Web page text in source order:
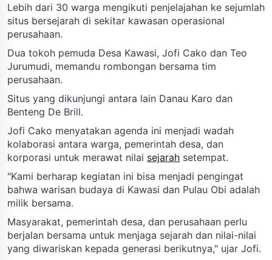
Lebih dari 30 warga mengikuti penjelajahan ke sejumlah
situs bersejarah di sekitar kawasan operasional
perusahaan.
Dua tokoh pemuda Desa Kawasi, Jofi Cako dan Teo
Jurumudi, memandu rombongan bersama tim
perusahaan.
Situs yang dikunjungi antara lain Danau Karo dan
Benteng De Brill.
Jofi Cako menyatakan agenda ini menjadi wadah
kolaborasi antara warga, pemerintah desa, dan
korporasi untuk merawat nilai sejarah setempat.
"Kami berharap kegiatan ini bisa menjadi pengingat
bahwa warisan budaya di Kawasi dan Pulau Obi adalah
milik bersama.
Masyarakat, pemerintah desa, dan perusahaan perlu
berjalan bersama untuk menjaga sejarah dan nilai-nilai
yang diwariskan kepada generasi berikutnya," ujar Jofi.